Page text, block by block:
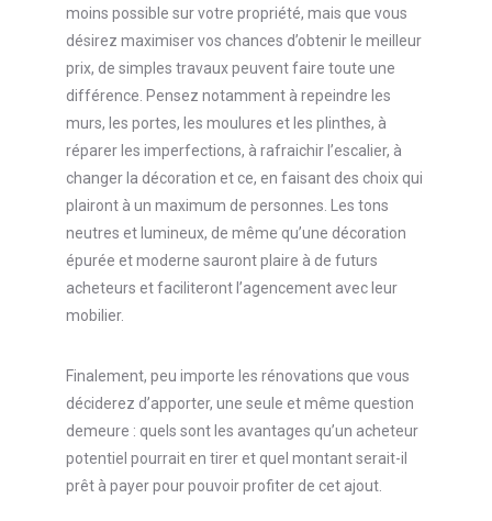
moins possible sur votre propriété, mais que vous
désirez maximiser vos chances d’obtenir le meilleur
prix, de simples travaux peuvent faire toute une
différence. Pensez notamment à repeindre les
murs, les portes, les moulures et les plinthes, à
réparer les imperfections, à rafraichir l’escalier, à
changer la décoration et ce, en faisant des choix qui
plairont à un maximum de personnes. Les tons
neutres et lumineux, de même qu’une décoration
épurée et moderne sauront plaire à de futurs
acheteurs et faciliteront l’agencement avec leur
mobilier.
Finalement, peu importe les rénovations que vous
déciderez d’apporter, une seule et même question
demeure : quels sont les avantages qu’un acheteur
potentiel pourrait en tirer et quel montant serait-il
prêt à payer pour pouvoir profiter de cet ajout.